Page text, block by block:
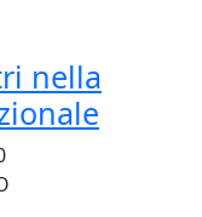
nella